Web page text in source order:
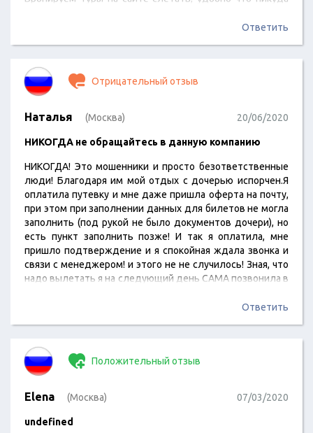
момент, когда она минимальная. Недавно урвали Египет
Ответить
Отрицательный отзыв
Наталья (Москва) 20/06/2020
НИКОГДА не обращайтесь в данную компанию
НИКОГДА! Это мошенники и просто безответственные
люди! Благодаря им мой отдых с дочерью испорчен.Я
оплатила путевку и мне даже пришла оферта на почту,
при этом при заполнении данных для билетов не могла
заполнить (под рукой не было документов дочери), но
есть пункт заполнить позже! И так я оплатила, мне
пришло подтверждение и я спокойная ждала звонка и
связи с менеджером! и этого не не случилось! Зная, что
надо вылетать я на следующий день САМА позвонила в
заполнен паспорт (читайте выше! пришла оферта) и нет
Ответить
Положительный отзыв
Elena (Москва) 07/03/2020
undefined